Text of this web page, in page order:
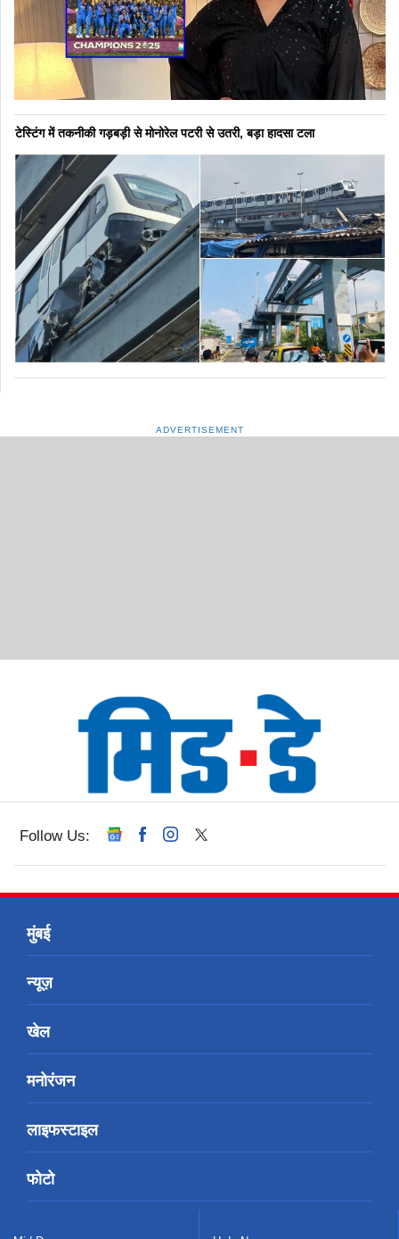
टेस्टिंग में तकनीकी गड़बड़ी से मोनोरेल पटरी से उतरी, बड़ा हादसा टला
ADVERTISEMENT
Follow Us:
मुंबई
न्यूज़
खेल
मनोरंजन
लाइफस्टाइल
फोटो